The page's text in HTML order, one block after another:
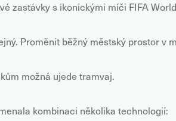
zastávky s ikonickými míči FIFA
Proměnit běžný městský prostor v
možná ujede tramvaj.
kombinaci několika technologií: